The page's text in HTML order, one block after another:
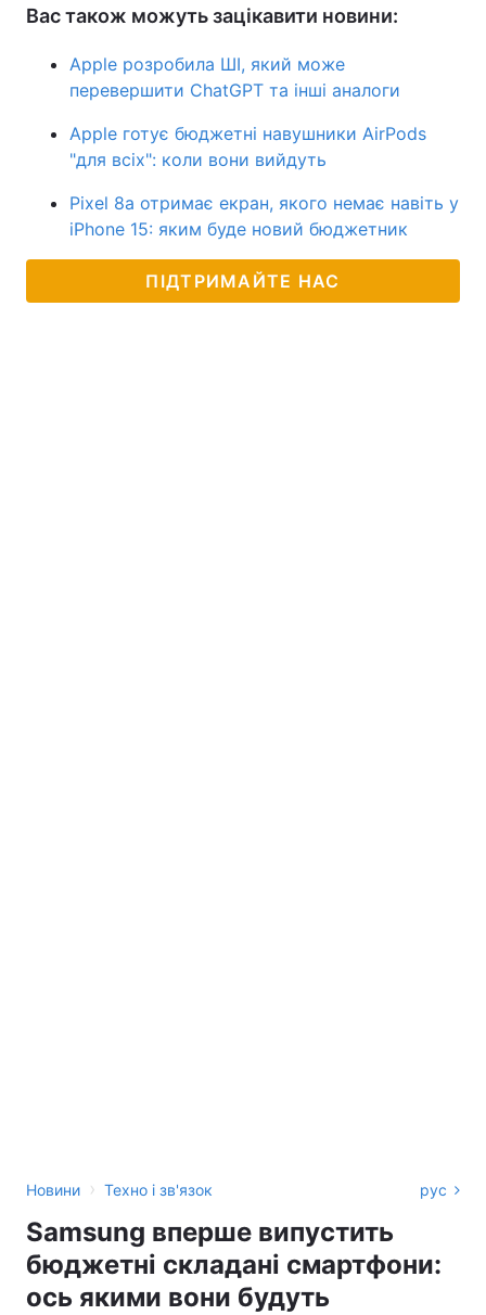
Вас також можуть зацікавити новини:
Apple розробила ШІ, який може
перевершити ChatGPT та інші аналоги
Apple готує бюджетні навушники AirPods
"для всіх": коли вони вийдуть
Pixel 8a отримає екран, якого немає навіть у
iPhone 15: яким буде новий бюджетник
ПІДТРИМАЙТЕ НАС
Новини › Техно і зв'язок рус
Samsung вперше випустить
бюджетні складані смартфони:
ось якими вони будуть